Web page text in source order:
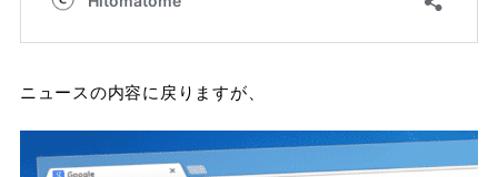
ニュースの内容に戻りますが、